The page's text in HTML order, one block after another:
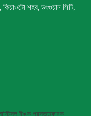
শহর, ডংগুয়ান সিটি,